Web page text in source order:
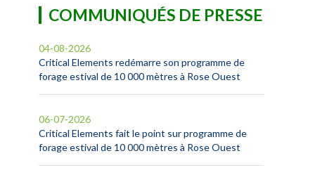
COMMUNIQUÉS DE PRESSE
Critical Elements redémarre son programme de
forage estival de 10 000 mètres à Rose Ouest
04-08-2026
Critical Elements fait le point sur programme de
forage estival de 10 000 mètres à Rose Ouest
06-07-2026